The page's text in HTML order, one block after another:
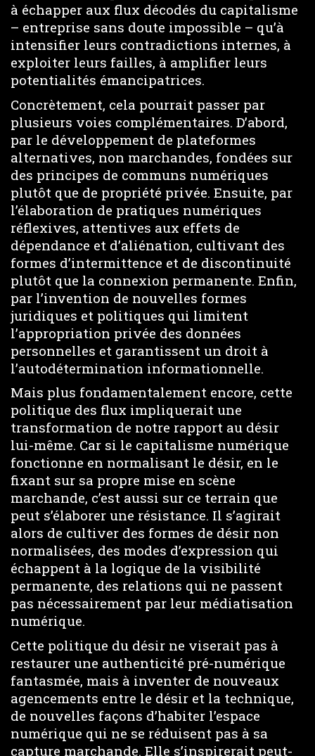
à échapper aux flux décodés du capitalisme
– entreprise sans doute impossible – qu’à
intensifier leurs contradictions internes, à
exploiter leurs failles, à amplifier leurs
potentialités émancipatrices.
Concrètement, cela pourrait passer par
plusieurs voies complémentaires. D’abord,
par le développement de plateformes
alternatives, non marchandes, fondées sur
des principes de communs numériques
plutôt que de propriété privée. Ensuite, par
l’élaboration de pratiques numériques
réflexives, attentives aux effets de
dépendance et d’aliénation, cultivant des
formes d’intermittence et de discontinuité
plutôt que la connexion permanente. Enfin,
par l’invention de nouvelles formes
juridiques et politiques qui limitent
l’appropriation privée des données
personnelles et garantissent un droit à
l’autodétermination informationnelle.
Mais plus fondamentalement encore, cette
politique des flux impliquerait une
transformation de notre rapport au désir
lui-même. Car si le capitalisme numérique
fonctionne en normalisant le désir, en le
fixant sur sa propre mise en scène
marchande, c’est aussi sur ce terrain que
peut s’élaborer une résistance. Il s’agirait
alors de cultiver des formes de désir non
normalisées, des modes d’expression qui
échappent à la logique de la visibilité
permanente, des relations qui ne passent
pas nécessairement par leur médiatisation
numérique.
Cette politique du désir ne viserait pas à
restaurer une authenticité pré-numérique
fantasmée, mais à inventer de nouveaux
agencements entre le désir et la technique,
de nouvelles façons d’habiter l’espace
numérique qui ne se réduisent pas à sa
capture marchande. Elle s’inspirerait peut-